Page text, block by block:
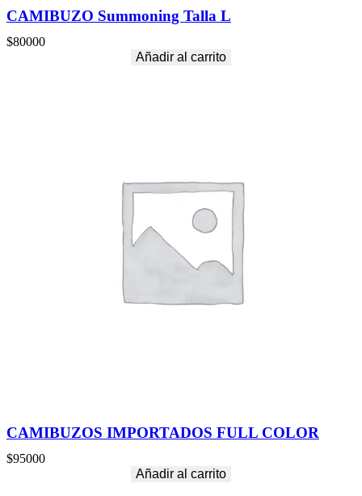
CAMIBUZO Summoning Talla L
$80000
Añadir al carrito
CAMIBUZOS IMPORTADOS FULL COLOR
$95000
Añadir al carrito